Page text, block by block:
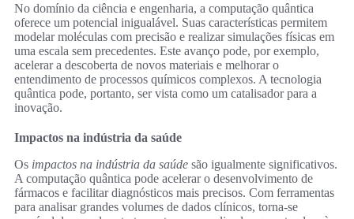
No domínio da ciência e engenharia, a computação quântica
oferece um potencial inigualável. Suas características permitem
modelar moléculas com precisão e realizar simulações físicas em
uma escala sem precedentes. Este avanço pode, por exemplo,
acelerar a descoberta de novos materiais e melhorar o
entendimento de processos químicos complexos. A tecnologia
quântica pode, portanto, ser vista como um catalisador para a
inovação.
Impactos na indústria da saúde
Os impactos na indústria da saúde são igualmente significativos.
A computação quântica pode acelerar o desenvolvimento de
fármacos e facilitar diagnósticos mais precisos. Com ferramentas
para analisar grandes volumes de dados clínicos, torna-se